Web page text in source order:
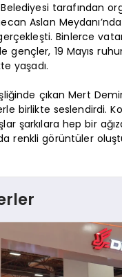
tarafından
Aslan
Binlerce
gençler, 19 Mayıs
yaşadı.
çıkan Mert
birlikte seslendirdi.
şarkılara hep bir
renkli görüntüler